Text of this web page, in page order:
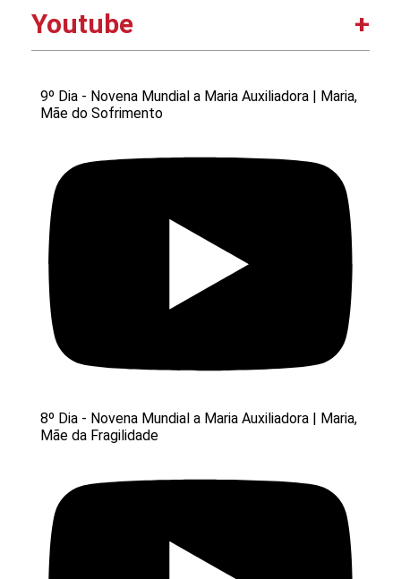
Youtube
9º Dia - Novena Mundial a Maria Auxiliadora | Maria,
Mãe do Sofrimento
8º Dia - Novena Mundial a Maria Auxiliadora | Maria,
Mãe da Fragilidade